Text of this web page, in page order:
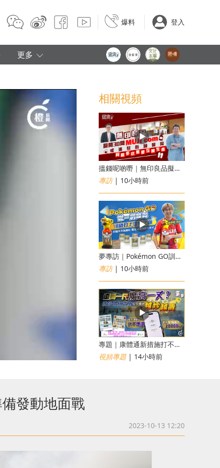
爆料 登入
更多
相關視頻
搵錢呢啲嘢｜無印良品擬開30間「MUJI com」 或進駐街舖醫院 同區多店無憂互搶生意
專訪| 10小時前
夢專訪｜Pokémon GO訓練員「蝦皮」16歲打上世界第一！戰友成最強後盾
專訪| 10小時前
專題｜康體通新措施打不倒黃牛？室內運動場一場難求越炒越貴
視頻專題| 14小時前
發動地面戰
2023-10-13 12:20